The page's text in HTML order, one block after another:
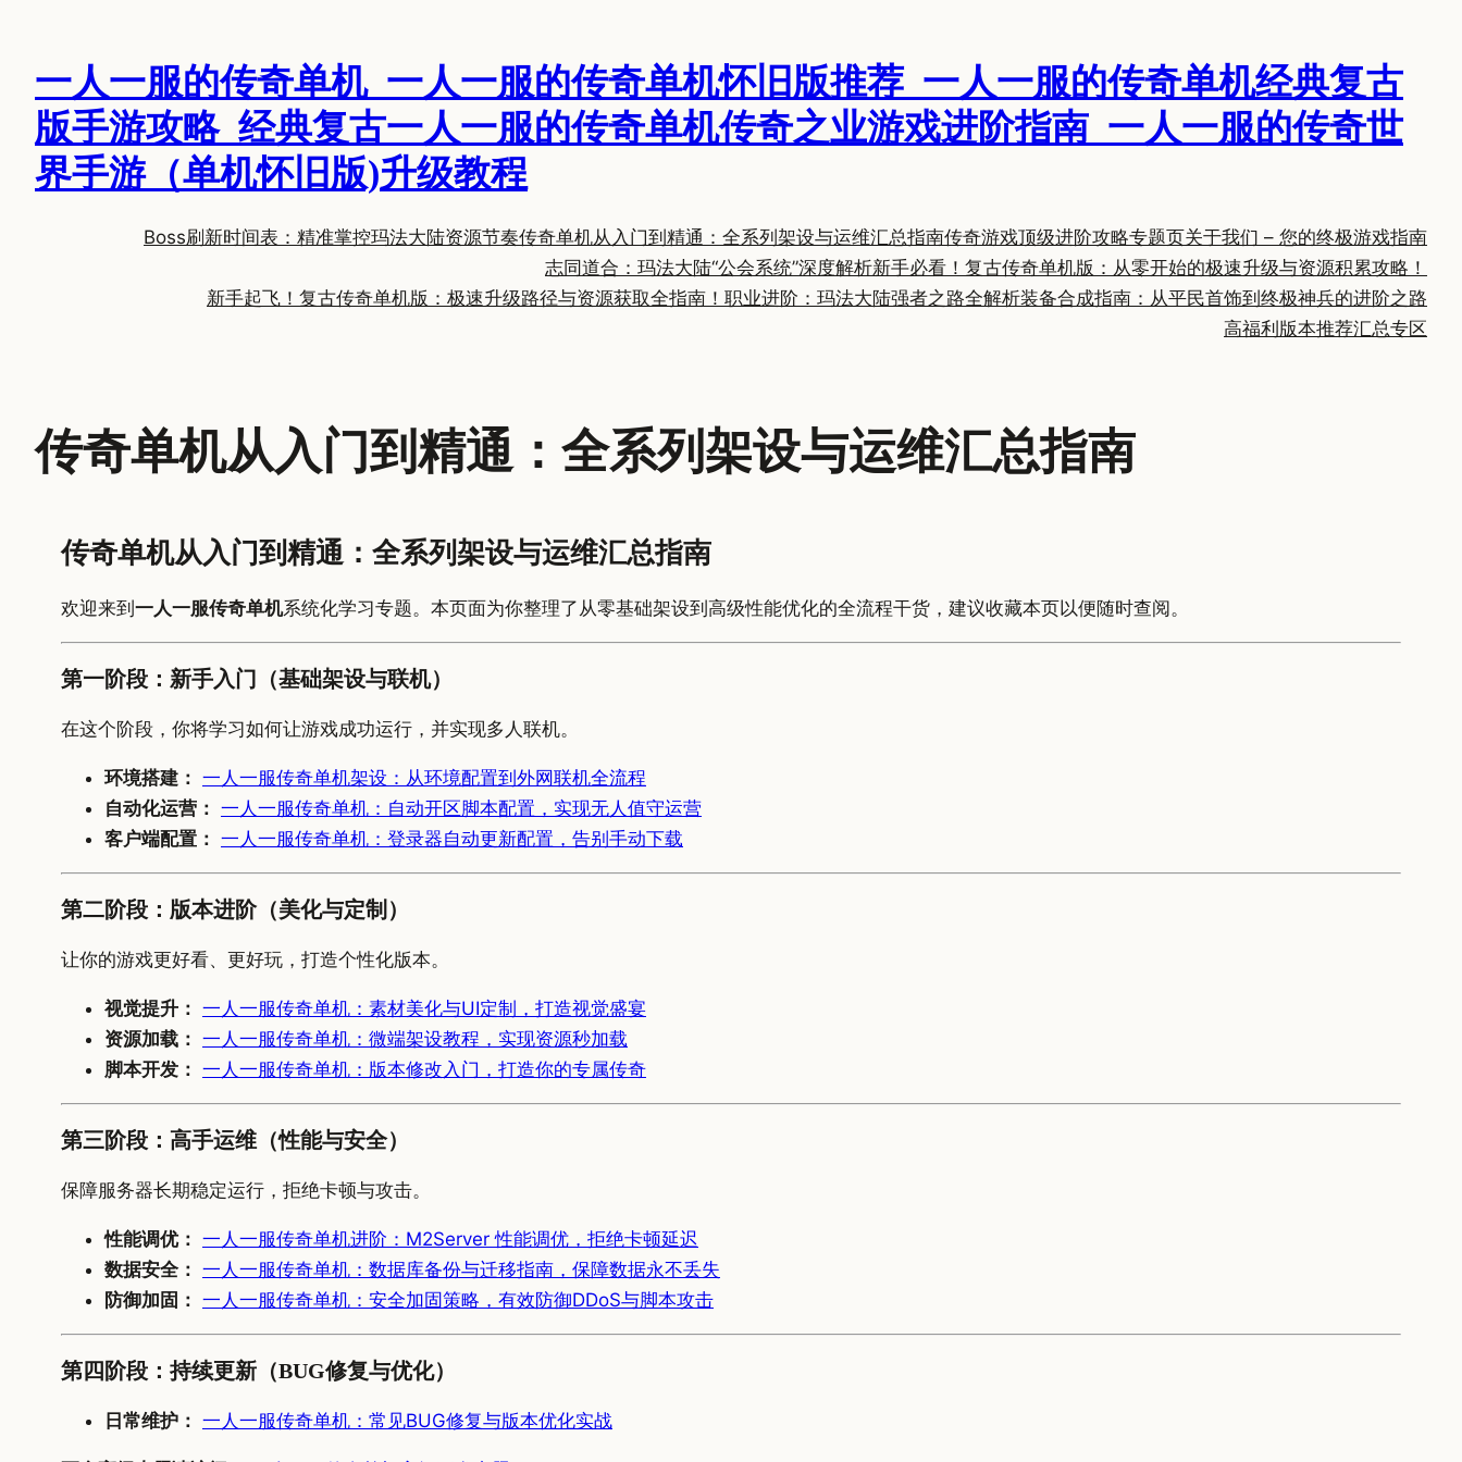
一人一服的传奇单机_一人一服的传奇单机怀旧版推荐_一人一服的传奇单机经典复古
版手游攻略_经典复古一人一服的传奇单机传奇之业游戏进阶指南_一人一服的传奇世
界手游（单机怀旧版)升级教程
Boss刷新时间表：精准掌控玛法大陆资源节奏传奇单机从入门到精通：全系列架设与运维汇总指南传奇游戏顶级进阶攻略专题页关于我们 – 您的终极游戏指南
志同道合：玛法大陆“公会系统”深度解析新手必看！复古传奇单机版：从零开始的极速升级与资源积累攻略！
新手起飞！复古传奇单机版：极速升级路径与资源获取全指南！ 职业进阶：玛法大陆强者之路全解析装备合成指南：从平民首饰到终极神兵的进阶之路
高福利版本推荐汇总专区
传奇单机从入门到精通：全系列架设与运维汇总指南
传奇单机从入门到精通：全系列架设与运维汇总指南
欢迎来到 一人一服传奇单机系统化学习专题。本页面为你整理了从零基础架设到高级性能优化的全流程干货，建议收藏本页以便随时查阅。
第一阶段：新手入门（基础架设与联机）
在这个阶段，你将学习如何让游戏成功运行，并实现多人联机。
环境搭建： 一人一服传奇单机架设：从环境配置到外网联机全流程
自动化运营： 一人一服传奇单机：自动开区脚本配置，实现无人值守运营
客户端配置： 一人一服传奇单机：登录器自动更新配置，告别手动下载
第二阶段：版本进阶（美化与定制）
让你的游戏更好看、更好玩，打造个性化版本。
视觉提升： 一人一服传奇单机：素材美化与UI定制，打造视觉盛宴
资源加载： 一人一服传奇单机：微端架设教程，实现资源秒加载
脚本开发： 一人一服传奇单机：版本修改入门，打造你的专属传奇
第三阶段：高手运维（性能与安全）
保障服务器长期稳定运行，拒绝卡顿与攻击。
性能调优： 一人一服传奇单机进阶：M2Server 性能调优，拒绝卡顿延迟
数据安全： 一人一服传奇单机：数据库备份与迁移指南，保障数据永不丢失
防御加固： 一人一服传奇单机：安全加固策略，有效防御DDoS与脚本攻击
第四阶段：持续更新（BUG修复与优化）
日常维护： 一人一服传奇单机：常见BUG修复与版本优化实战